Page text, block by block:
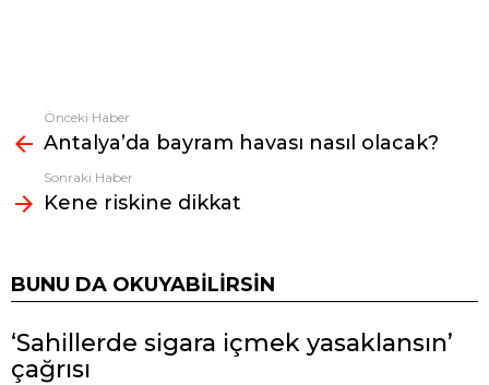
Fazlasına
bak
Önceki Haber
Antalya’da bayram havası nasıl olacak?
Sonraki Haber
Kene riskine dikkat
BUNU DA OKUYABILIRSIN
‘Sahillerde sigara içmek yasaklansın’
çağrısı